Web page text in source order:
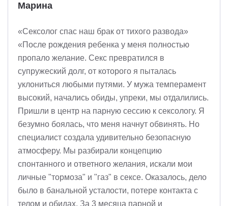
Марина
«Сексолог спас наш брак от тихого развода»
«После рождения ребенка у меня полностью
пропало желание. Секс превратился в
супружеский долг, от которого я пыталась
уклониться любыми путями. У мужа темперамент
высокий, начались обиды, упреки, мы отдалились.
Пришли в центр на парную сессию к сексологу. Я
безумно боялась, что меня начнут обвинять. Но
специалист создала удивительно безопасную
атмосферу. Мы разбирали концепцию
спонтанного и ответного желания, искали мои
личные "тормоза" и "газ" в сексе. Оказалось, дело
было в банальной усталости, потере контакта с
телом и обидах. За 3 месяца парной и